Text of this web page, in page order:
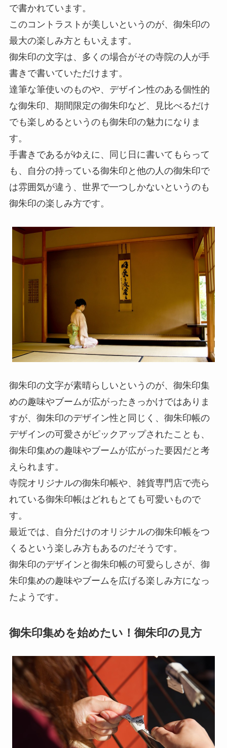
で書かれています。
このコントラストが美しいというのが、御朱印の
最大の楽しみ方ともいえます。
御朱印の文字は、多くの場合がその寺院の人が手
書きで書いていただけます。
達筆な筆使いのものや、デザイン性のある個性的
な御朱印、期間限定の御朱印など、見比べるだけ
でも楽しめるというのも御朱印の魅力になりま
す。
手書きであるがゆえに、同じ日に書いてもらって
も、自分の持っている御朱印と他の人の御朱印で
は雰囲気が違う、世界で一つしかないというのも
御朱印の楽しみ方です。
御朱印の文字が素晴らしいというのが、御朱印集
めの趣味やブームが広がったきっかけではありま
すが、御朱印のデザイン性と同じく、御朱印帳の
デザインの可愛さがピックアップされたことも、
御朱印集めの趣味やブームが広がった要因だと考
えられます。
寺院オリジナルの御朱印帳や、雑貨専門店で売ら
れている御朱印帳はどれもとても可愛いもので
す。
最近では、自分だけのオリジナルの御朱印帳をつ
くるという楽しみ方もあるのだそうです。
御朱印のデザインと御朱印帳の可愛らしさが、御
朱印集めの趣味やブームを広げる楽しみ方になっ
たようです。
御朱印集めを始めたい！御朱印の見方